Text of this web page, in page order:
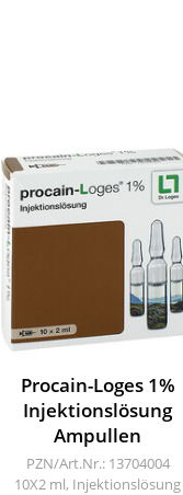
Procain-Loges 1%
Injektionslösung
Ampullen
PZN/Art.Nr.: 13704004
10X2 ml, Injektionslösung